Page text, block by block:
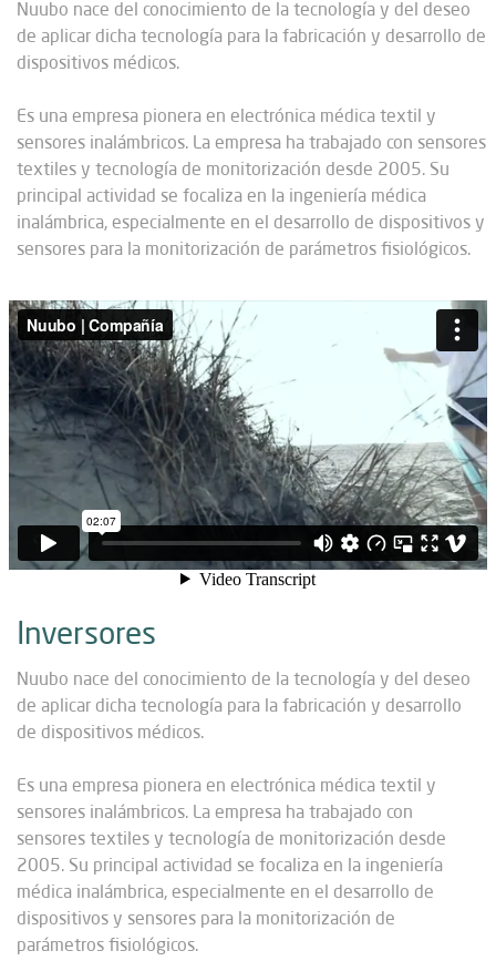
Nuubo nace del conocimiento de la tecnología y del deseo
de aplicar dicha tecnología para la fabricación y desarrollo de
dispositivos médicos.
Es una empresa pionera en electrónica médica textil y
sensores inalámbricos. La empresa ha trabajado con sensores
textiles y tecnología de monitorización desde 2005. Su
principal actividad se focaliza en la ingeniería médica
inalámbrica, especialmente en el desarrollo de dispositivos y
sensores para la monitorización de parámetros fisiológicos.
Inversores
Nuubo nace del conocimiento de la tecnología y del deseo
de aplicar dicha tecnología para la fabricación y desarrollo
de dispositivos médicos.
Es una empresa pionera en electrónica médica textil y
sensores inalámbricos. La empresa ha trabajado con
sensores textiles y tecnología de monitorización desde
2005. Su principal actividad se focaliza en la ingeniería
médica inalámbrica, especialmente en el desarrollo de
dispositivos y sensores para la monitorización de
parámetros fisiológicos.